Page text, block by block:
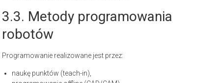
3.3. Metody programowania
robotów
Programowanie realizowane jest przez:
naukę punktów (teach-in),